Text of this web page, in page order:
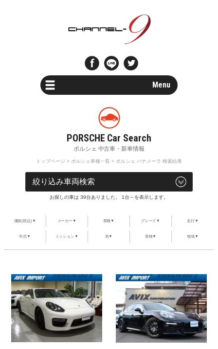
Menu
Special Shops
Maintenance
整備・メンテナンス工場
Report
トップページ > ポルシェ車種一覧 > ポルシェ パナメーラ 検索結果
車両検索
お探しの車は 39台ありました。 1台～を表示します。
価格(税込)▼ メーカー▼ 車種▼ グレード▼ 走行▼
年式▼ ミッション▼ 色▼ 車検▼ 地域▼